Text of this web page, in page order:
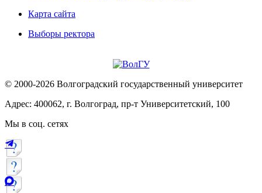
Карта сайта
Выборы ректора
© 2000-2026 Волгоградский государственный университет
Адрес: 400062, г. Волгоград, пр-т Университетский, 100
Мы в соц. сетях